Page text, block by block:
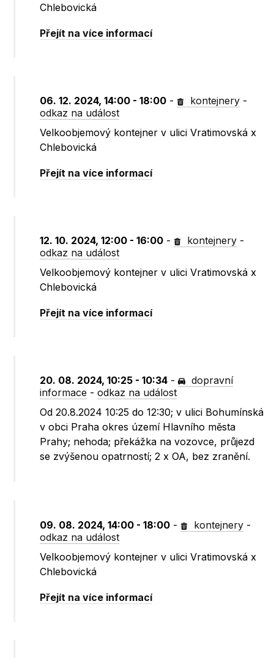
Chlebovická
Přejít na více informací
06. 12. 2024, 14:00 - 18:00 - kontejnery -
odkaz na událost
Velkoobjemový kontejner v ulici Vratimovská x
Chlebovická
Přejít na více informací
12. 10. 2024, 12:00 - 16:00 - kontejnery -
odkaz na událost
Velkoobjemový kontejner v ulici Vratimovská x
Chlebovická
Přejít na více informací
20. 08. 2024, 10:25 - 10:34 -
dopravní
informace -odkaz na událost
Od 20.8.2024 10:25 do 12:30; v ulici Bohumínská
v obci Praha okres území Hlavního města
Prahy; nehoda; překážka na vozovce, průjezd
se zvýšenou opatrností; 2 x OA, bez zranění.
09. 08. 2024, 14:00 - 18:00 - kontejnery -
odkaz na událost
Velkoobjemový kontejner v ulici Vratimovská x
Chlebovická
Přejít na více informací